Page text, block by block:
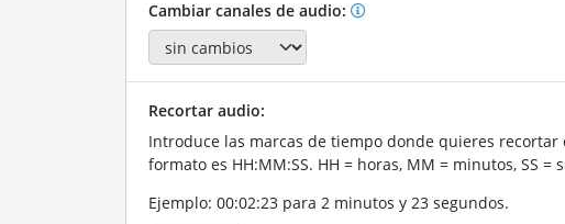
Cambiar canales de audio:
Recortar audio:
Introduce las marcas de tiempo donde quieres recortar
formato es HH:MM:SS. HH = horas, MM = minutos, SS =
Ejemplo: 00:02:23 para 2 minutos y 23 segundos.